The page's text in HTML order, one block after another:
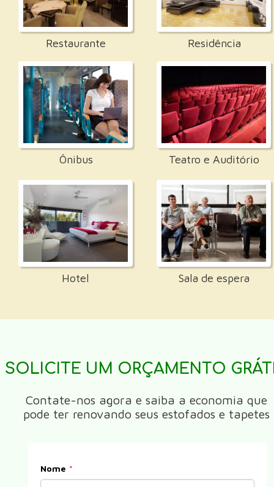
SOLICITE UM ORÇAMENTO
Hotel
Ônibus
Restaurante Residência
Sala de espera
Teatro e Auditório
Contate-nos agora e saiba a economia que
pode ter renovando seus estofados e tapetes